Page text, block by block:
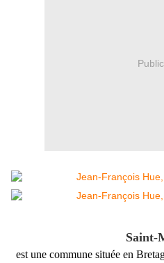
Saint-
est une commune située en